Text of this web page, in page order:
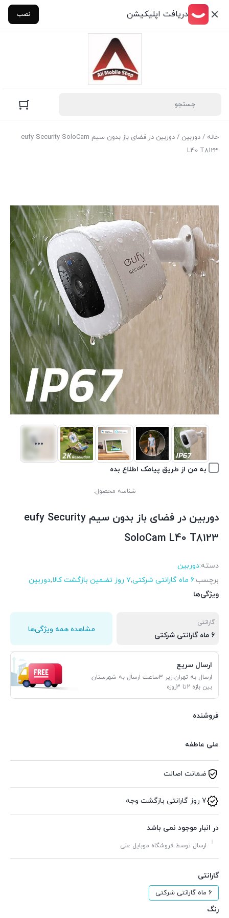
دریافت اپلیکیشن نصب
خانه / دوربین
/ دوربین در فضای باز بدون سیم eufy Security SoloCam
L40 T8123
به من از طریق پیامک اطلاع بده
شناسه محصول:
دوربین در فضای باز بدون سیم eufy Security
SoloCam L40 T8123
دسته:دوربین
برچسب:6 ماه گارانتی شرکتی ,۷ روز تضمین بازگشت کالا ,دوربین
ویژگی‌ها
گارانتی
6 ماه گارانتی شرکتی
مشاهده همه ویژگی‌ها
ارسال سریع
ارسال به تهران زیر 3ساعت ارسال به شهرستان
بین بازه 2تا 3روزه
فروشنده
علی عاطفه
ضمانت اصالت
7 روز گارانتی بازگشت وجه
در انبار موجود نمی باشد
ارسال توسط فروشگاه موبایل علی
گارانتی
6 ماه گارانتی شرکتی
رنگ